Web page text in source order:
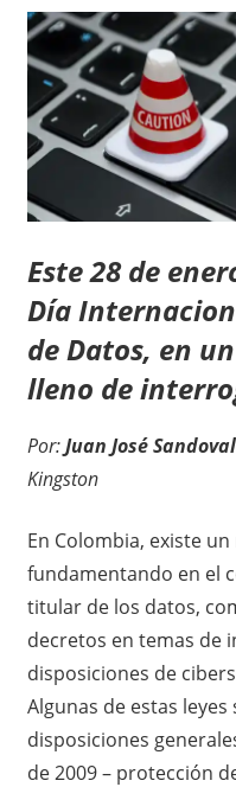
Este 28 de
Día
de Datos, en
lleno de
Por:Juan José Sandoval
Kingston
En Colombia, existe
fundamentando en el
titular de los datos,
decretos en temas de
disposiciones de
Algunas de estas leyes
disposiciones
de 2009 – protección